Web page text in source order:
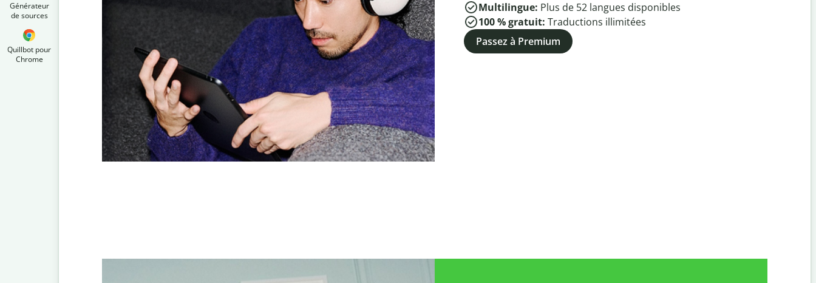
Générateur
de sources
Quillbot pour
Chrome
Multilingue: Plus de 52 langues disponibles
100 % gratuit: Traductions illimitées
Passez à Premium